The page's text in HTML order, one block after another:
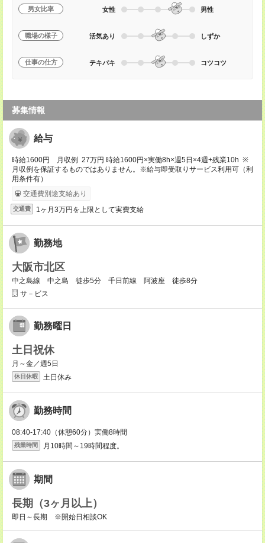
男女比率 女性 男性
職場の様子 活気あり しずか
仕事の仕方 テキパキ コツコツ
募集情報
給与
時給1600円 月収例 27万円 時給1600円×実働8h×週5日×4週+残業10h ※
月収例を保証するものではありません。※給与即受取りサービス利用可（利
用条件有）
交通費別途支給あり
交通費 1ヶ月3万円を上限として実費支給
勤務地
大阪市北区
中之島線 中之島 徒歩5分 千日前線 阿波座 徒歩8分
サ－ビス
勤務曜日
土日祝休
月～金／週5日
休日休暇 土日休み
勤務時間
08:40-17:40（休憩60分）実働8時間
残業時間 月10時間～19時間程度。
期間
長期（3ヶ月以上）
即日～長期 ※開始日相談OK